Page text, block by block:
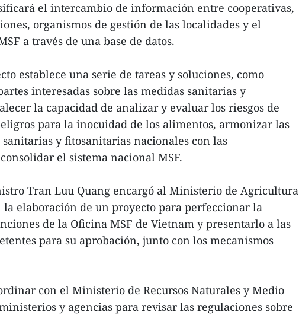
el intercambio de información entre cooperativas,
organismos de gestión de las localidades y el
a través de una base de datos.
establece una serie de tareas y soluciones, como
interesadas sobre las medidas sanitarias y
la capacidad de analizar y evaluar los riesgos de
para la inocuidad de los alimentos, armonizar las
y fitosanitarias nacionales con las
el sistema nacional MSF.
Tran Luu Quang encargó al Ministerio de Agricultura
la elaboración de un proyecto para perfeccionar la
de la Oficina MSF de Vietnam y presentarlo a las
para su aprobación, junto con los mecanismos
con el Ministerio de Recursos Naturales y Medio
y agencias para revisar las regulaciones sobre